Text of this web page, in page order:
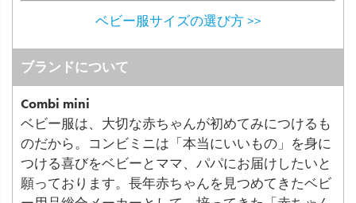
ベビー服サイズの選び方 >>
ブランドについて
Combi mini
ベビー服は、大切な赤ちゃんが初めてみにつけるも
のだから。コンビミニは「本当にいいもの」を身に
つける喜びをベビーとママ、パパにお届けしたいと
願っております。長年赤ちゃんを見つめてきたベビ